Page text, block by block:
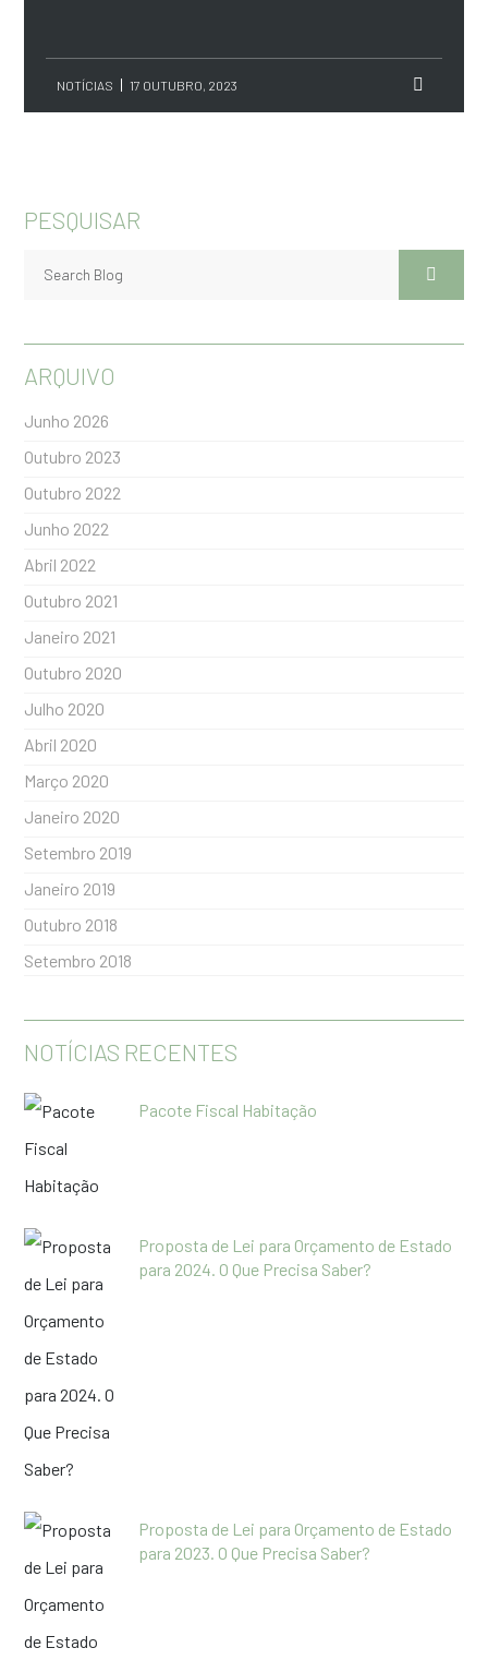
NOTÍCIAS 17 OUTUBRO, 2023
PESQUISAR
ARQUIVO
Junho 2026
Outubro 2023
Outubro 2022
Junho 2022
Abril 2022
Outubro 2021
Janeiro 2021
Outubro 2020
Julho 2020
Abril 2020
Março 2020
Janeiro 2020
Setembro 2019
Janeiro 2019
Outubro 2018
Setembro 2018
NOTÍCIAS RECENTES
Pacote Fiscal Habitação
Proposta de Lei para Orçamento de Estado
para 2024. O Que Precisa Saber?
Proposta de Lei para Orçamento de Estado
para 2023. O Que Precisa Saber?